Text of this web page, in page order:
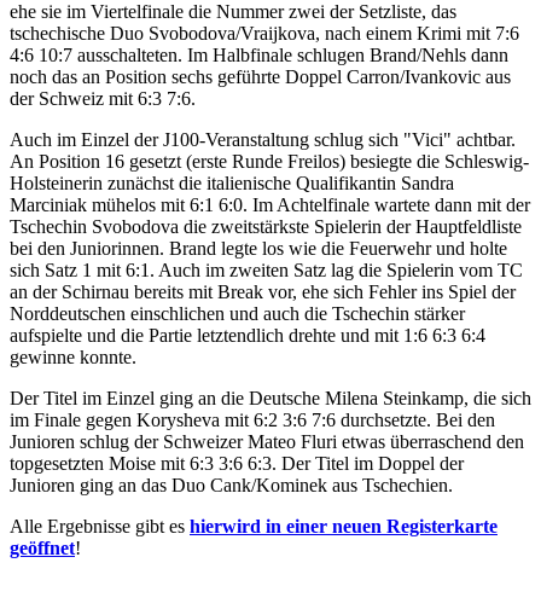
ehe sie im Viertelfinale die Nummer zwei der Setzliste, das
tschechische Duo Svobodova/Vraijkova, nach einem Krimi mit 7:6
4:6 10:7 ausschalteten. Im Halbfinale schlugen Brand/Nehls dann
noch das an Position sechs geführte Doppel Carron/Ivankovic aus
der Schweiz mit 6:3 7:6.
Auch im Einzel der J100-Veranstaltung schlug sich "Vici" achtbar.
An Position 16 gesetzt (erste Runde Freilos) besiegte die Schleswig-
Holsteinerin zunächst die italienische Qualifikantin Sandra
Marciniak mühelos mit 6:1 6:0. Im Achtelfinale wartete dann mit der
Tschechin Svobodova die zweitstärkste Spielerin der Hauptfeldliste
bei den Juniorinnen. Brand legte los wie die Feuerwehr und holte
sich Satz 1 mit 6:1. Auch im zweiten Satz lag die Spielerin vom TC
an der Schirnau bereits mit Break vor, ehe sich Fehler ins Spiel der
Norddeutschen einschlichen und auch die Tschechin stärker
aufspielte und die Partie letztendlich drehte und mit 1:6 6:3 6:4
gewinne konnte.
Der Titel im Einzel ging an die Deutsche Milena Steinkamp, die sich
im Finale gegen Korysheva mit 6:2 3:6 7:6 durchsetzte. Bei den
Junioren schlug der Schweizer Mateo Fluri etwas überraschend den
topgesetzten Moise mit 6:3 3:6 6:3. Der Titel im Doppel der
Junioren ging an das Duo Cank/Kominek aus Tschechien.
Alle Ergebnisse gibt es hierwird in einer neuen Registerkarte
geöffnet!